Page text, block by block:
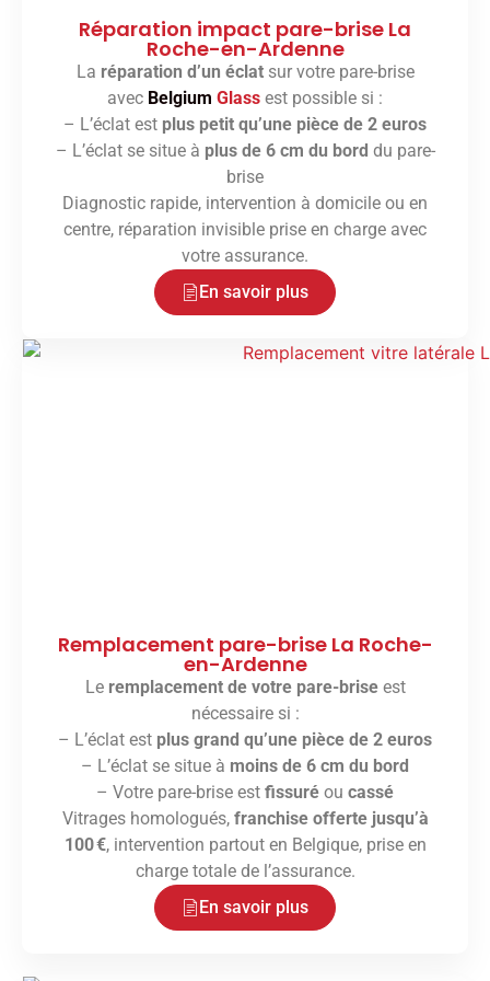
Réparation impact pare-brise La
Roche-en-Ardenne
La réparation d’un éclatsur votre pare-brise
avec Belgium Glass est possible si :
– L’éclat est plus petit qu’une pièce de 2 euros
– L’éclat se situe à plus de 6 cm du bord du pare-
brise
Diagnostic rapide, intervention à domicile ou en
centre, réparation invisible prise en charge avec
votre assurance.
En savoir plus
Remplacement pare-brise La Roche-
en-Ardenne
Le remplacement de votre pare-briseest
nécessaire si :
– L’éclat est plus grand qu’une pièce de 2 euros
– L’éclat se situe à moins de 6 cm du bord
– Votre pare-brise est fissuré ou cassé
Vitrages homologués, franchise offerte jusqu’à
100 €, intervention partout en Belgique, prise en
charge totale de l’assurance.
En savoir plus